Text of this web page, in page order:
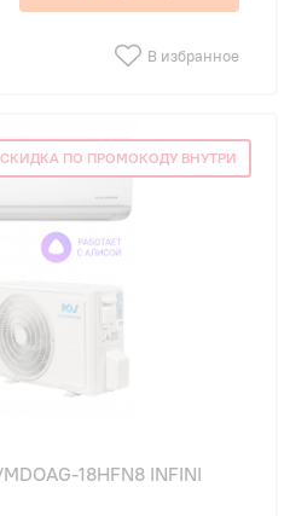
В избранное
СКИДКА ПО ПРОМОКОДУ ВНУТРИ
18HFN8 INFINI